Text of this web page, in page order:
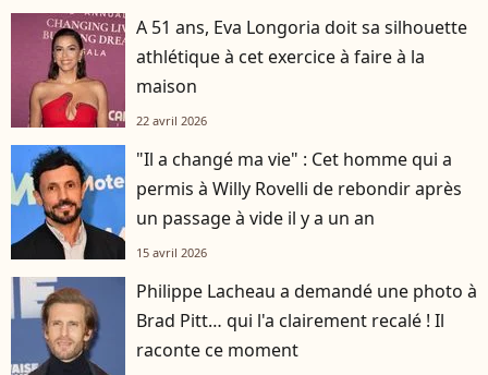
A 51 ans, Eva Longoria doit sa silhouette
athlétique à cet exercice à faire à la
maison
22 avril 2026
"Il a changé ma vie" : Cet homme qui a
permis à Willy Rovelli de rebondir après
un passage à vide il y a un an
15 avril 2026
Philippe Lacheau a demandé une photo à
Brad Pitt… qui l'a clairement recalé ! Il
raconte ce moment